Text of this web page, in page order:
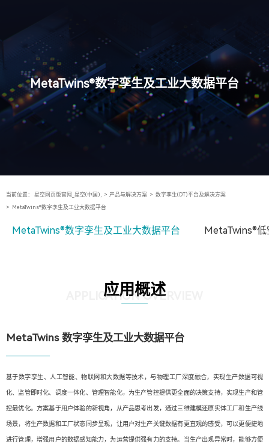
MetaTwins®数字孪生及工业大数据平台
当前位置： 星空网页版官网_星空(中国), > 产品与解决方案 > 数字孪生(DT)平台及解决方案
> MetaTwins®数字孪生及工业大数据平台
MetaTwins®数字孪生及工业大数据平台 MetaTwins®
应用概述
APPLICATION OVERVIEW
MetaTwins 数字孪生及工业大数据平台
基于数字孪生、人工智能、物联网和大数据等技术，与物理工厂深度融合，实现生产数据可视
化、监管即时化、调度一体化、管理智能化，为生产管控提供更全面的决策支持，实现生产和管
控最优化。方案基于用户体验的新视角，从产品思考出发，通过三维建模还原实体工厂和生产线
场景，将生产数据和工厂状态同步呈现，让用户对生产关键数据有更直观的感受，可以更便捷地
进行管理，增强用户的数据感知能力，为运营提供强有力的支持。当生产出现异常时，能够方便